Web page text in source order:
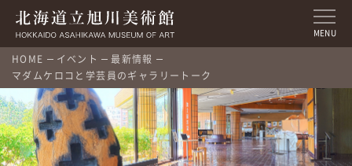
MENU
HOME イベント
最新情報
マダムケロコと学芸員のギャラリートーク